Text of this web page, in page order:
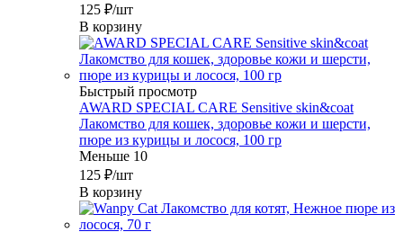
125 ₽/шт
В корзину
Быстрый просмотр
AWARD SPECIAL CARE Sensitive skin&coat
Лакомство для кошек, здоровье кожи и шерсти,
пюре из курицы и лосося, 100 гр
Меньше 10
125 ₽/шт
В корзину